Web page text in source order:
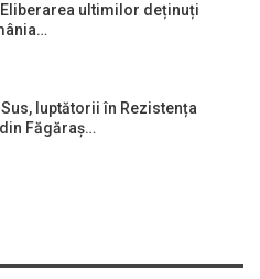
Eliberarea ultimilor deținuți
Sus, luptătorii în Rezistența
Făgăraș…